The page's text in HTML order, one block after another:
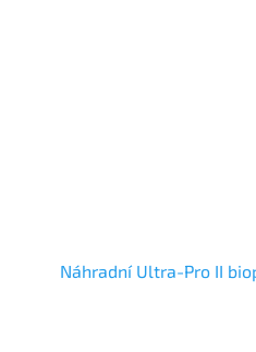
Náhradní Ultra-Pro II